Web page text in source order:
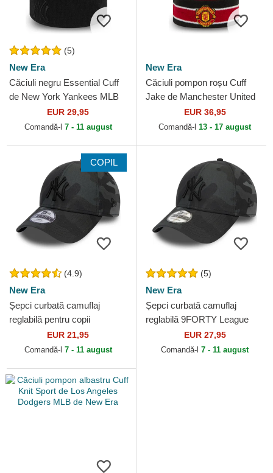
(5)
New Era
Căciuli negru Essential Cuff
de New York Yankees MLB
de New EraEUR 29,95
Comandă-l 7 - 11 august
New Era
Căciuli pompon roșu Cuff
Jake de Manchester United
Football Club Premier League
de New Era
EUR 36,95
Comandă-l 13 - 17 august
COPIL
(4.9)
New Era
Șepci curbată camuflaj
reglabilă pentru copii
9FORTY League Essential
de New York Yankees MLB
EUR 21,95
Comandă-l 7 - 11 august
(5)
New Era
Șepci curbată camuflaj
reglabilă 9FORTY League
Essential de New York
Yankees MLB de New Era
EUR 27,95
Comandă-l 7 - 11 august